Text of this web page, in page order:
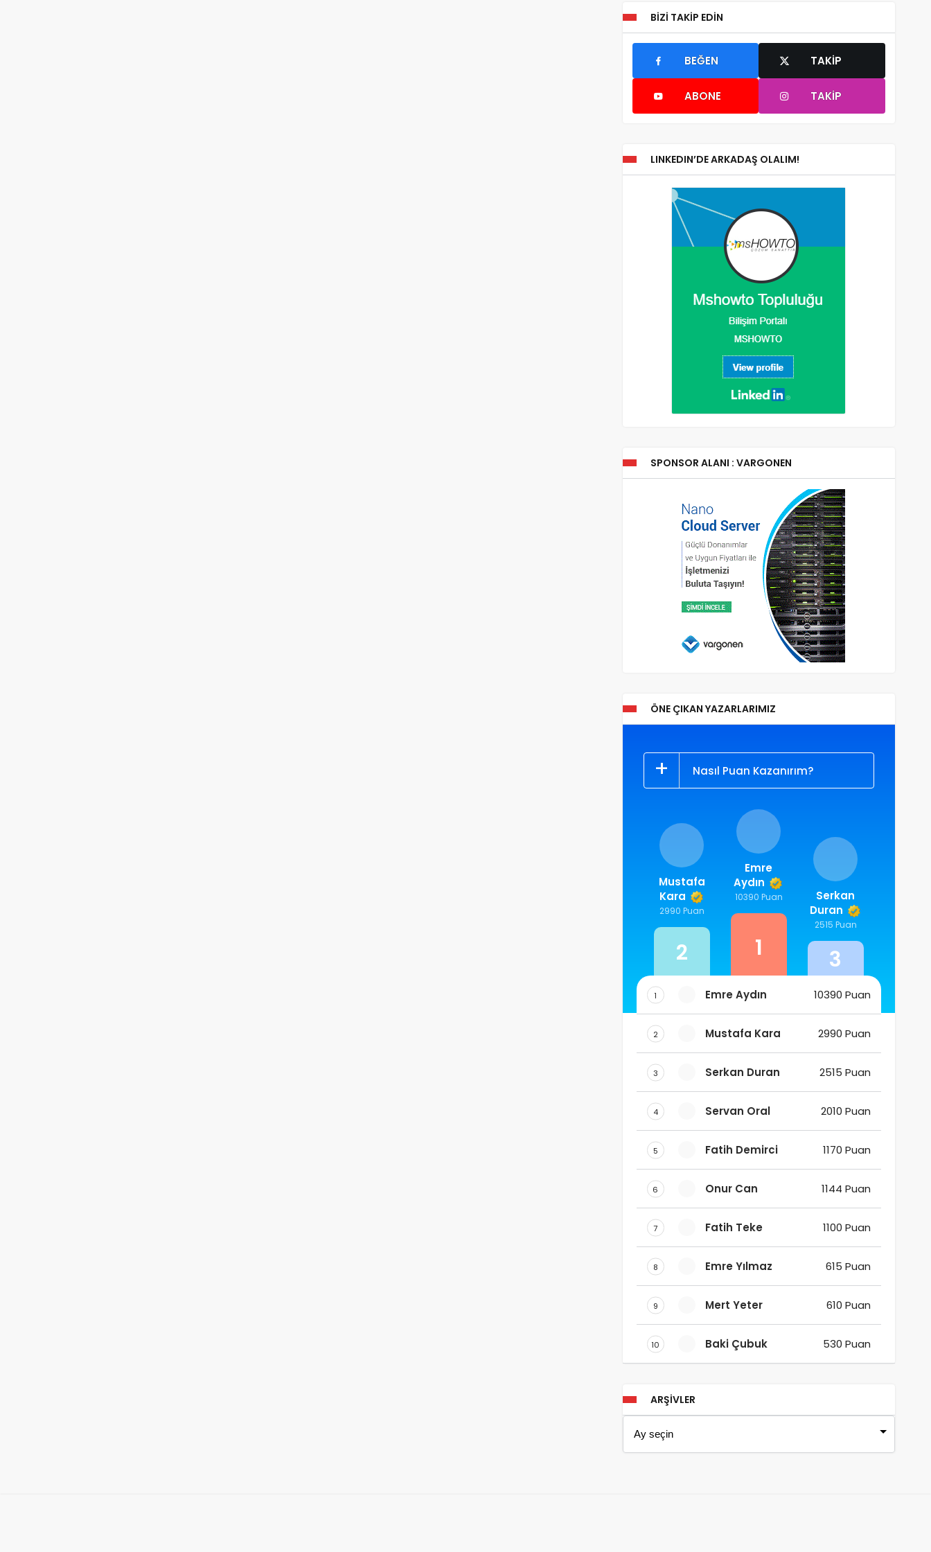
BIZI TAKIP EDIN
BEĞEN TAKIP
ABONE TAKIP
LINKEDIN’DE ARKADAŞ OLALIM!
SPONSOR ALANI : VARGONEN
ÖNE ÇIKAN YAZARLARIMIZ
Nasıl Puan Kazanırım?
Emre
Aydın
10390 Puan
1
Mustafa
Kara
2990 Puan
2
Serkan
Duran
2515 Puan
3
1 Emre Aydın 10390 Puan
2 Mustafa Kara 2990 Puan
3 Serkan Duran 2515 Puan
4 Servan Oral 2010 Puan
5 Fatih Demirci 1170 Puan
6 Onur Can 1144 Puan
7 Fatih Teke 1100 Puan
8 Emre Yılmaz 615 Puan
9 Mert Yeter 610 Puan
10 Baki Çubuk 530 Puan
ARŞIVLER